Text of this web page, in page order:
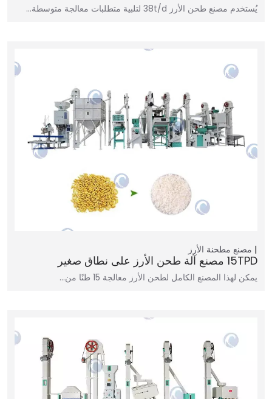
يُستخدم مصنع طحن الأرز 38t/d لتلبية متطلبات معالجة متوسطة…
مصنع مطحنة الأرز
15TPD مصنع آلة طحن الأرز على نطاق صغير
يمكن لهذا المصنع الكامل لطحن الأرز معالجة 15 طنًا من…